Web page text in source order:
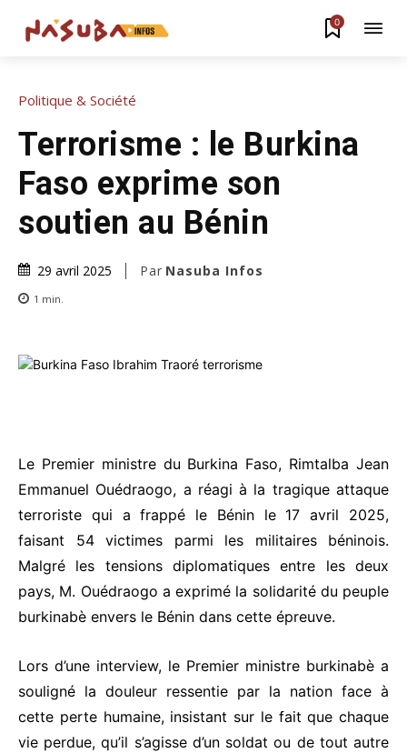
0
Politique & Société
Terrorisme : le Burkina
Faso exprime son
soutien au Bénin
29 avril 2025 Par Nasuba Infos
1 min.
Le Premier ministre du Burkina Faso, Rimtalba Jean
Emmanuel Ouédraogo, a réagi à la tragique attaque
terroriste qui a frappé le Bénin le 17 avril 2025,
faisant 54 victimes parmi les militaires béninois.
Malgré les tensions diplomatiques entre les deux
pays, M. Ouédraogo a exprimé la solidarité du peuple
burkinabè envers le Bénin dans cette épreuve.
Lors d’une interview, le Premier ministre burkinabè a
souligné la douleur ressentie par la nation face à
cette perte humaine, insistant sur le fait que chaque
vie perdue, qu’il s’agisse d’un soldat ou de tout autre